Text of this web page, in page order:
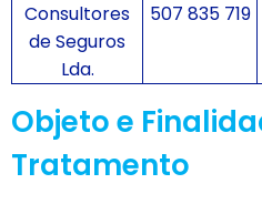
Consultores
de Seguros
Lda.
507 835 719
Objeto e
Tratamento